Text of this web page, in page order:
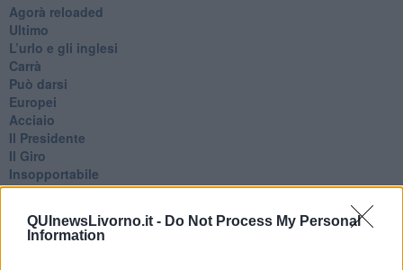
QUInewsLivorno.it - Do Not Process My Personal
Information
​Agorà reloaded
Ultimo
​L’urlo e gli inglesi
Carrà
Può darsi
Europei
Acciaio
Il Presidente
​Il Giro
Insopportabile
​Mentre
​Ci vuole Fedez
​Cronaca di un vaccino annunciato